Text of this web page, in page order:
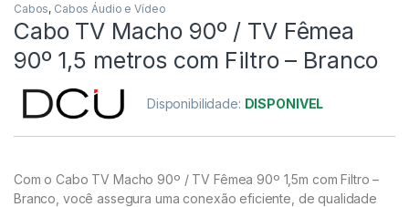
Cabos, Cabos Áudio e Vídeo
Cabo TV Macho 90º / TV Fêmea
90º 1,5 metros com Filtro – Branco
Disponibilidade: DISPONIVEL
Com o Cabo TV Macho 90º / TV Fêmea 90º 1,5m com Filtro –
Branco, você assegura uma conexão eficiente, de qualidade